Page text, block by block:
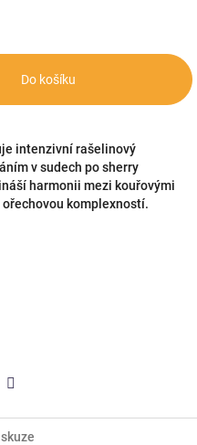
Do košíku
intenzivní rašelinový
v sudech po sherry
harmonii mezi kouřovými
komplexností.